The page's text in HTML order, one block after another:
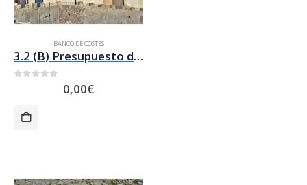
BANCO DE COSTES
3.2 (B) Presupuesto de RESTAURACION DE LA ERMITA DEL CARMEN DE MULA
out of 50,00€